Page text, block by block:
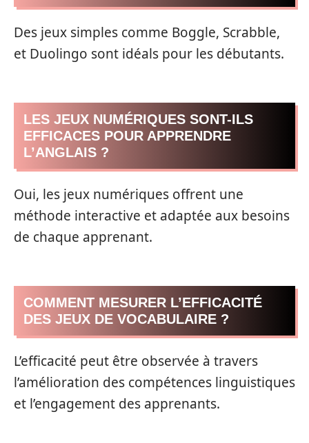
Des jeux simples comme Boggle, Scrabble,
et Duolingo sont idéals pour les débutants.
LES JEUX NUMÉRIQUES SONT-ILS
EFFICACES POUR APPRENDRE
L’ANGLAIS ?
Oui, les jeux numériques offrent une
méthode interactive et adaptée aux besoins
de chaque apprenant.
COMMENT MESURER L’EFFICACITÉ
DES JEUX DE VOCABULAIRE ?
L’efficacité peut être observée à travers
l’amélioration des compétences linguistiques
et l’engagement des apprenants.